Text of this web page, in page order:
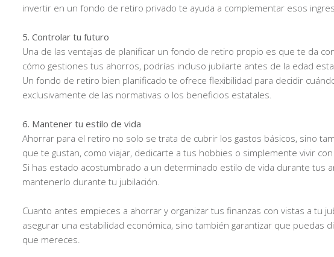
invertir en un fondo de retiro privado te ayuda a complementar esos
5. Controlar tu futuro
Una de las ventajas de planificar un fondo de retiro propio es que te da
cómo gestiones tus ahorros, podrías incluso jubilarte antes de la edad
Un fondo de retiro bien planificado te ofrece flexibilidad para decidir
exclusivamente de las normativas o los beneficios estatales.
6. Mantener tu estilo de vida
Ahorrar para el retiro no solo se trata de cubrir los gastos básicos, sino
que te gustan, como viajar, dedicarte a tus hobbies o simplemente vivir
Si has estado acostumbrado a un determinado estilo de vida durante tus
mantenerlo durante tu jubilación.
Cuanto antes empieces a ahorrar y organizar tus finanzas con vistas a tu
asegurar una estabilidad económica, sino también garantizar que puedas
que mereces.